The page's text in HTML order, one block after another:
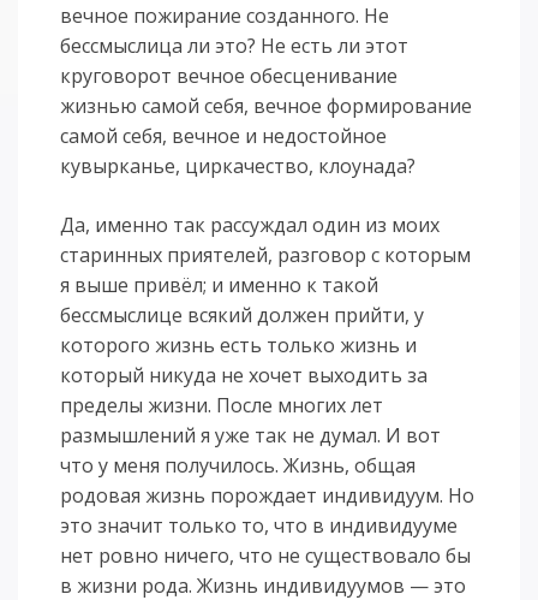
вечное пожирание созданного. Не
бессмыслица ли это? Не есть ли этот
круговорот вечное обесценивание
жизнью самой себя, вечное формирование
самой себя, вечное и недостойное
кувырканье, циркачество, клоунада?
Да, именно так рассуждал один из моих
старинных приятелей, разговор с которым
я выше привёл; и именно к такой
бессмыслице всякий должен прийти, у
которого жизнь есть только жизнь и
который никуда не хочет выходить за
пределы жизни. После многих лет
размышлений я уже так не думал. И вот
что у меня получилось. Жизнь, общая
родовая жизнь порождает индивидуум. Но
это значит только то, что в индивидууме
нет ровно ничего, что не существовало бы
в жизни рода. Жизнь индивидуумов — это